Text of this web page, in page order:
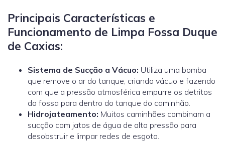
Principais Características e
Funcionamento de Limpa Fossa Duque
de Caxias:
Sistema de Sucção a Vácuo: Utiliza uma bomba
que remove o ar do tanque, criando vácuo e fazendo
com que a pressão atmosférica empurre os detritos
da fossa para dentro do tanque do caminhão.
Hidrojateamento: Muitos caminhões combinam a
sucção com jatos de água de alta pressão para
desobstruir e limpar redes de esgoto.